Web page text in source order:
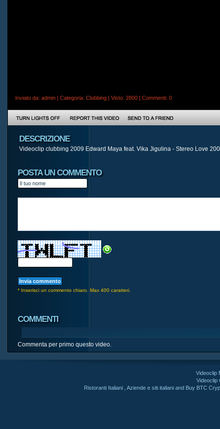
Inviato da: admin | Categoria: Clubbing | Visto: 2800 | Commenti: 0
DESCRIZIONE
Videoclip clubbing 2009 Edward Maya feat. Vika Jigulina - Stereo Love
POSTA UN COMMENTO
* Inserisci un commento chiaro. Max 400 caratteri.
COMMENTI
Commenta per primo questo video.
Videoclip
Videoclip
Ristoranti Italiani ,Aziende e siti italiani and Buy BTC